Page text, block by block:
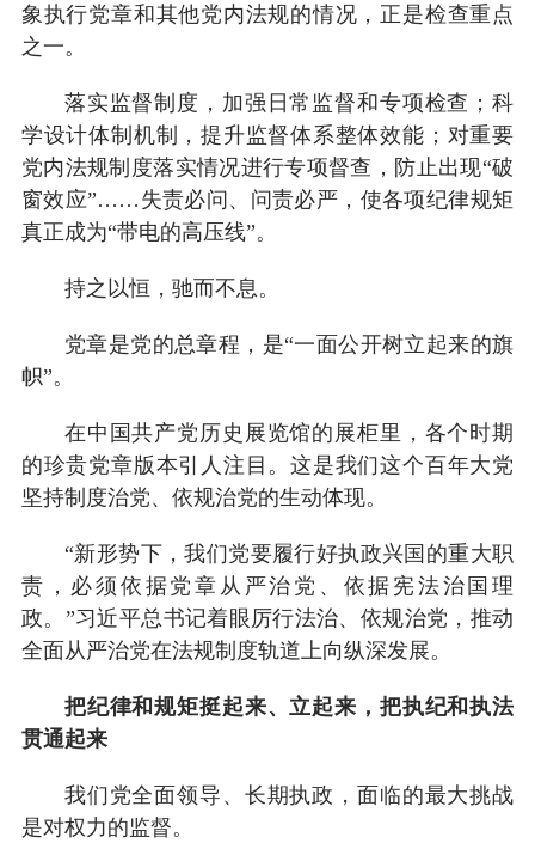
象执行党章和其他党内法规的情况，正是检查重点
之一。
落实监督制度，加强日常监督和专项检查；科
学设计体制机制，提升监督体系整体效能；对重要
党内法规制度落实情况进行专项督查，防止出现“破
窗效应”……失责必问、问责必严，使各项纪律规矩
真正成为“带电的高压线”。
持之以恒，驰而不息。
党章是党的总章程，是“一面公开树立起来的旗
帜”。
在中国共产党历史展览馆的展柜里，各个时期
的珍贵党章版本引人注目。这是我们这个百年大党
坚持制度治党、依规治党的生动体现。
“新形势下，我们党要履行好执政兴国的重大职
责，必须依据党章从严治党、依据宪法治国理
政。”习近平总书记着眼厉行法治、依规治党，推动
全面从严治党在法规制度轨道上向纵深发展。
把纪律和规矩挺起来、立起来，把执纪和执法
贯通起来
我们党全面领导、长期执政，面临的最大挑战
是对权力的监督。